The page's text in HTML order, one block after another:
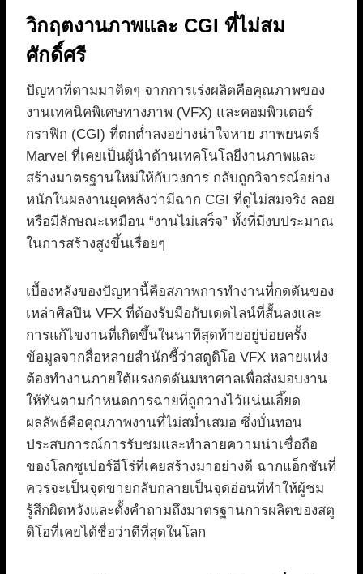
วิกฤตงานภาพและ CGI ที่ไม่สม
ศักดิ์ศรี
ปัญหาที่ตามมาติดๆ จากการเร่งผลิตคือคุณภาพของ
งานเทคนิคพิเศษทางภาพ (VFX) และคอมพิวเตอร์
กราฟิก (CGI) ที่ตกต่ำลงอย่างน่าใจหาย ภาพยนตร์
Marvel ที่เคยเป็นผู้นำด้านเทคโนโลยีงานภาพและ
สร้างมาตรฐานใหม่ให้กับวงการ กลับถูกวิจารณ์อย่าง
หนักในผลงานยุคหลังว่ามีฉาก CGI ที่ดูไม่สมจริง ลอย
หรือมีลักษณะเหมือน “งานไม่เสร็จ” ทั้งที่มีงบประมาณ
ในการสร้างสูงขึ้นเรื่อยๆ
เบื้องหลังของปัญหานี้คือสภาพการทำงานที่กดดันของ
เหล่าศิลปิน VFX ที่ต้องรับมือกับเดดไลน์ที่สั้นลงและ
การแก้ไขงานที่เกิดขึ้นในนาทีสุดท้ายอยู่บ่อยครั้ง
ข้อมูลจากสื่อหลายสำนักชี้ว่าสตูดิโอ VFX หลายแห่ง
ต้องทำงานภายใต้แรงกดดันมหาศาลเพื่อส่งมอบงาน
ให้ทันตามกำหนดการฉายที่ถูกวางไว้แน่นเอี๊ยด
ผลลัพธ์คือคุณภาพงานที่ไม่สม่ำเสมอ ซึ่งบั่นทอน
ประสบการณ์การรับชมและทำลายความน่าเชื่อถือ
ของโลกซูเปอร์ฮีโร่ที่เคยสร้างมาอย่างดี ฉากแอ็กชันที่
ควรจะเป็นจุดขายกลับกลายเป็นจุดอ่อนที่ทำให้ผู้ชม
รู้สึกผิดหวังและตั้งคำถามถึงมาตรฐานการผลิตของสตู
ดิโอที่เคยได้ชื่อว่าดีที่สุดในโลก